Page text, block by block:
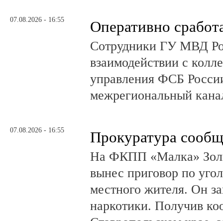
07.08.2026 - 16:55 Оперативно
Сотрудники ГУ МВД
взаимодействии с
управления ФСБ
межрегиональный
07.08.2026 - 16:55 Прокуратура
На ФКПП «Малка»
вынес приговор по
местного жителя. Он
наркотики. Получив